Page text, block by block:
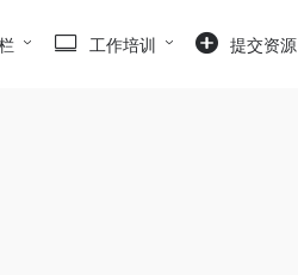
工作培训 提交资源